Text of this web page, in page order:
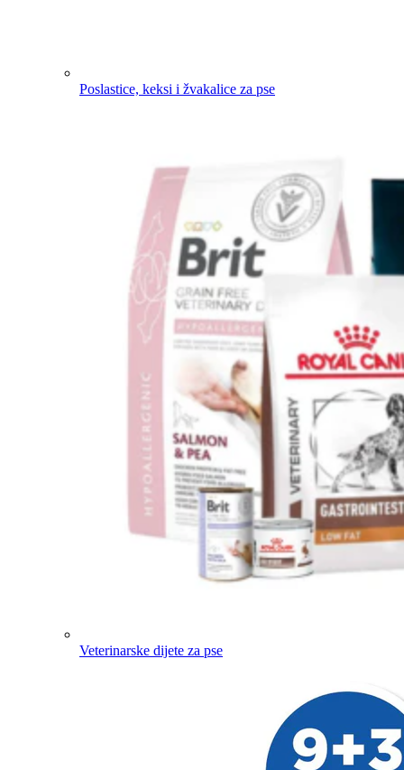
Poslastice, keksi i žvakalice za pse
Veterinarske dijete za pse